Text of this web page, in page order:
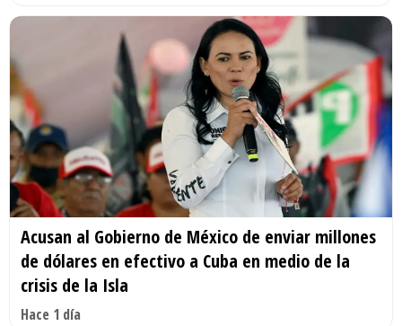
Acusan al Gobierno de México de enviar millones
de dólares en efectivo a Cuba en medio de la
crisis de la Isla
Hace 1 día